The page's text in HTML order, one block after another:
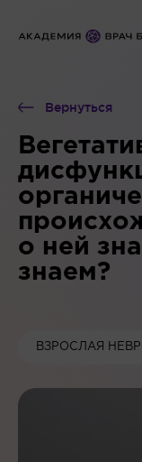
Вернуться
о ней
знаем?
ВЗРОСЛАЯ